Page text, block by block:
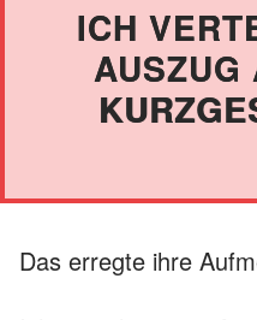
ICH
AUSZUG
Das erregte ihre